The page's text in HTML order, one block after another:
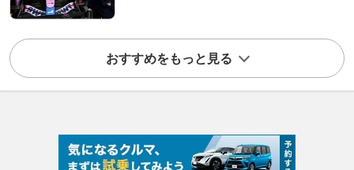
おすすめをもっと見る